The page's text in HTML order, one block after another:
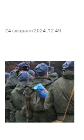
24 февраля 2024, 12:49